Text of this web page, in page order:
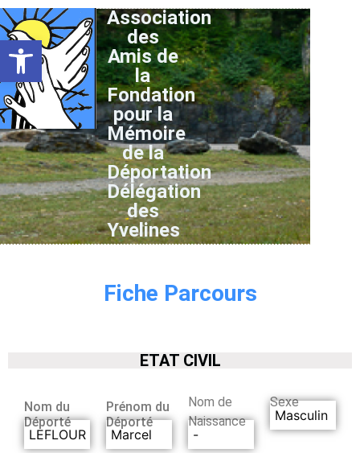
Ouvrir la barre d’outils
Association
des
Amis de
la
Fondation
pour la
Mémoire
de la
Déportation
Délégation
des
Yvelines
Fiche Parcours
ETAT CIVIL
Nom du
Déporté
LEFLOUR
Prénom du
Déporté
Marcel
Nom de
Naissance
-
Sexe
Masculin